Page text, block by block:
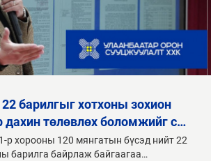
дахин төлөвлөх боломжийг с…
р хорооны 120 мянгатын бүсэд нийт 22
барилга байрлаж байгаагаа…